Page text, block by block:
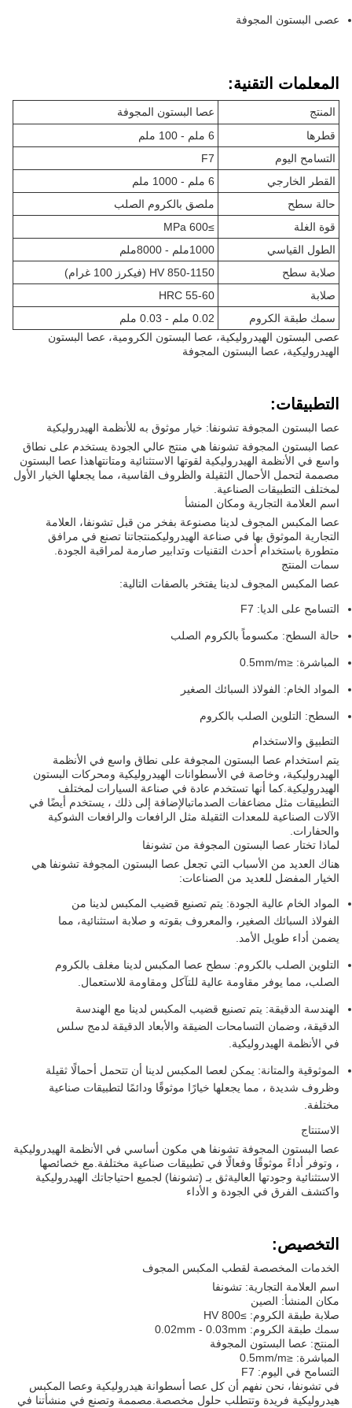
عصى البستون المجوفة
المعلمات التقنية:
المنتج
عصا البستون المجوفة
قطرها
التسامح اليوم
F7
القطر الخارجي
حالة سطح
ملصق بالكروم الصلب
قوة الغلة
≥600 MPa
الطول القياسي
1000ملم - 8000ملم
صلابة سطح
850-1150 HV (فيكرز 100 غرام)
صلابة
HRC 55-60
سمك طبقة الكروم
0.02 ملم - 0.03 ملم
عصى البستون الهيدروليكية، عصا البستون الكرومية، عصا البستون
الهيدروليكية، عصا البستون المجوفة
التطبيقات:
عصا البستون المجوفة تشونفا: خيار موثوق به للأنظمة الهيدروليكية
عصا البستون المجوفة تشونفا هي منتج عالي الجودة يستخدم على نطاق
واسع في الأنظمة الهيدروليكية لقوتها الاستثنائية ومتانتهاهذا عصا البستون
مصممة لتحمل الأحمال الثقيلة والظروف القاسية، مما يجعلها الخيار الأول
لمختلف التطبيقات الصناعية.
اسم العلامة التجارية ومكان المنشأ
عصا المكبس المجوف لدينا مصنوعة بفخر من قبل تشونفا، العلامة
التجارية الموثوق بها في صناعة الهيدروليكمنتجاتنا تصنع في مرافق
متطورة باستخدام أحدث التقنيات وتدابير صارمة لمراقبة الجودة.
سمات المنتج
عصا المكبس المجوف لدينا يفتخر بالصفات التالية:
التسامح على الديا: F7
حالة السطح: مكسوماً بالكروم الصلب
المباشرة: ≤0.5mm/m
المواد الخام: الفولاذ السبائك الصغير
السطح: التلوين الصلب بالكروم
التطبيق والاستخدام
يتم استخدام عصا البستون المجوفة على نطاق واسع في الأنظمة
الهيدروليكية، وخاصة في الأسطوانات الهيدروليكية ومحركات البستون
الهيدروليكية.كما أنها تستخدم عادة في صناعة السيارات لمختلف
التطبيقات مثل مضاعفات الصدماتبالإضافة إلى ذلك ، يستخدم أيضًا في
الآلات الصناعية للمعدات الثقيلة مثل الرافعات والرافعات الشوكية
والحفارات.
لماذا تختار عصا البستون المجوفة من تشونفا
هناك العديد من الأسباب التي تجعل عصا البستون المجوفة تشونفا هي
الخيار المفضل للعديد من الصناعات:
المواد الخام عالية الجودة: يتم تصنيع قضيب المكبس لدينا من
الفولاذ السبائك الصغير، والمعروف بقوته و صلابة استثنائية، مما
يضمن أداء طويل الأمد.
التلوين الصلب بالكروم: سطح عصا المكبس لدينا مغلف بالكروم
الصلب، مما يوفر مقاومة عالية للتآكل ومقاومة للاستعمال.
الهندسة الدقيقة: يتم تصنيع قضيب المكبس لدينا مع الهندسة
الدقيقة، وضمان التسامحات الضيقة والأبعاد الدقيقة لدمج سلس
في الأنظمة الهيدروليكية.
الموثوقية والمتانة: يمكن لعصا المكبس لدينا أن تتحمل أحمالًا ثقيلة
وظروف شديدة ، مما يجعلها خيارًا موثوقًا ودائمًا لتطبيقات صناعية
مختلفة.
الاستنتاج
عصا البستون المجوفة تشونفا هي مكون أساسي في الأنظمة الهيدروليكية
، وتوفر أداءً موثوقًا وفعالًا في تطبيقات صناعية مختلفة.مع خصائصها
الاستثنائية وجودتها العاليةثق بـ (تشونفا) لجميع احتياجاتك الهيدروليكية
واكتشف الفرق في الجودة و الأداء
التخصيص:
الخدمات المخصصة لقطب المكبس المجوف
اسم العلامة التجارية: تشونفا
مكان المنشأ: الصين
صلابة طبقة الكروم: ≥HV 800
سمك طبقة الكروم: 0.02mm - 0.03mm
المنتج: عصا البستون المجوفة
المباشرة: ≤0.5mm/m
التسامح في اليوم: F7
في تشونفا، نحن نفهم أن كل عصا أسطوانة هيدروليكية وعصا المكبس
هيدروليكية فريدة وتتطلب حلول مخصصة.مصممة وتصنع في منشأتنا في